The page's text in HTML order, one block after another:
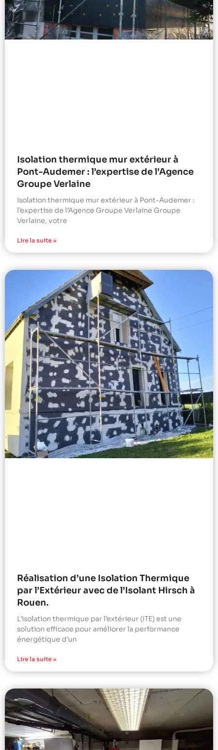
Isolation thermique mur extérieur à
Pont-Audemer : l’expertise de l’Agence
Groupe Verlaine
Isolation thermique mur extérieur à Pont-Audemer :
l’expertise de l’Agence Groupe Verlaine Groupe
Verlaine, votre
Lire la suite »
Réalisation d’une Isolation Thermique
par l’Extérieur avec de l’Isolant Hirsch à
Rouen.
L’isolation thermique par l’extérieur (ITE) est une
solution efficace pour améliorer la performance
énergétique d’un
Lire la suite »